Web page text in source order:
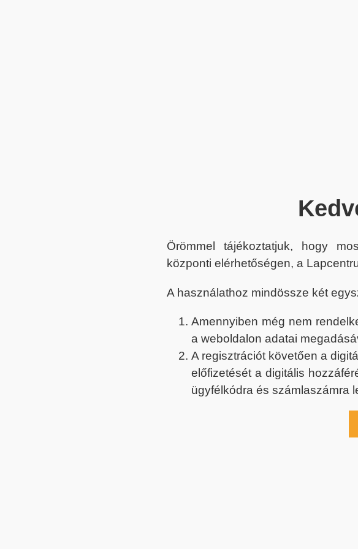
Örömmel tájékoztatjuk, hogy
központi elérhetőségen, a
A használathoz mindössze két
Amennyiben még nem
a weboldalon adatai
A regisztrációt követően a
előfizetését a digitális
ügyfélkódra és számlaszámra